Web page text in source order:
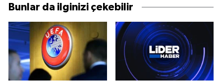
Bunlar da ilginizi çekebilir